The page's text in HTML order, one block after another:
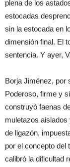
plena de los
estocadas
sin la estocada en
dimensión final. El
sentencia. Y ayer,
Borja Jiménez, por
Poderoso, firme y
construyó faenas
muletazos aislados
de ligazón,
por el concepto del
calibró la dificultad